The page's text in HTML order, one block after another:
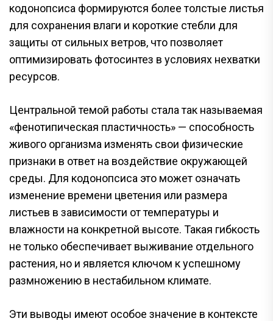
кодонопсиса формируются более толстые листья
для сохранения влаги и короткие стебли для
защиты от сильных ветров, что позволяет
оптимизировать фотосинтез в условиях нехватки
ресурсов.
Центральной темой работы стала так называемая
«фенотипическая пластичность» — способность
живого организма изменять свои физические
признаки в ответ на воздействие окружающей
среды. Для кодонопсиса это может означать
изменение времени цветения или размера
листьев в зависимости от температуры и
влажности на конкретной высоте. Такая гибкость
не только обеспечивает выживание отдельного
растения, но и является ключом к успешному
размножению в нестабильном климате.
Эти выводы имеют особое значение в контексте